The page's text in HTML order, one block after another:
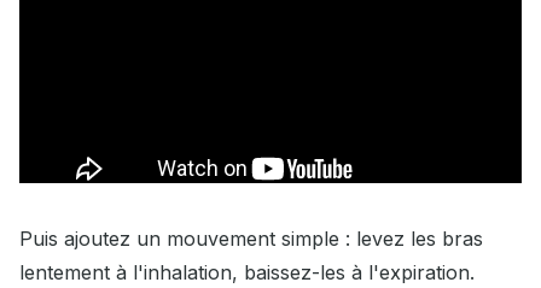
Puis ajoutez un mouvement simple : levez les bras
lentement à l'inhalation, baissez-les à l'expiration.